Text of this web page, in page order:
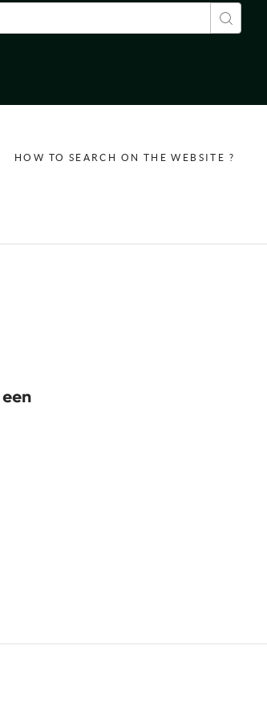
HOW TO SEARCH ON THE WEBSITE ?